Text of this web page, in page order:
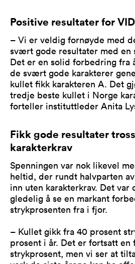
Positive resultater for VID
– Vi er veldig fornøyde med
svært gode resultater med en
Det er en solid forbedring fra
de svært gode karakterer
kullet fikk karakteren A. Det
tredje beste kullet i Norge
forteller instituttleder Anita
Fikk gode resultater
karakterkrav
Spenningen var nok likevel
heltid, der rundt halvparten
inn uten karakterkrav. Det
gledelig å se en markant
strykprosenten fra i fjor.
– Kullet gikk fra 40 prosent
prosent i år. Det er fortsatt en
strykprosent, men vi ser at